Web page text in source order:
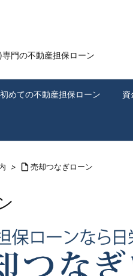
門の不動産担保ローン
初めての不動産担保ローン 資
>  売却つなぎローン